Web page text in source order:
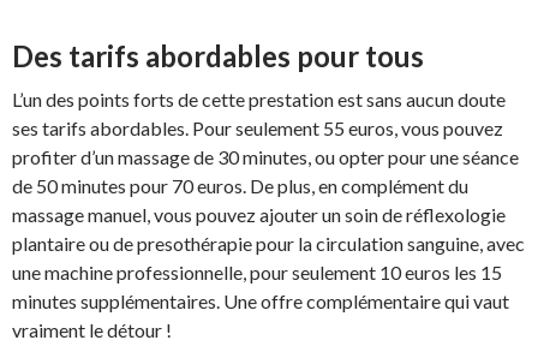
Des tarifs abordables pour tous
L’un des points forts de cette prestation est sans aucun doute
ses tarifs abordables. Pour seulement 55 euros, vous pouvez
profiter d’un massage de 30 minutes, ou opter pour une séance
de 50 minutes pour 70 euros. De plus, en complément du
massage manuel, vous pouvez ajouter un soin de réflexologie
plantaire ou de presothérapie pour la circulation sanguine, avec
une machine professionnelle, pour seulement 10 euros les 15
minutes supplémentaires. Une offre complémentaire qui vaut
vraiment le détour !